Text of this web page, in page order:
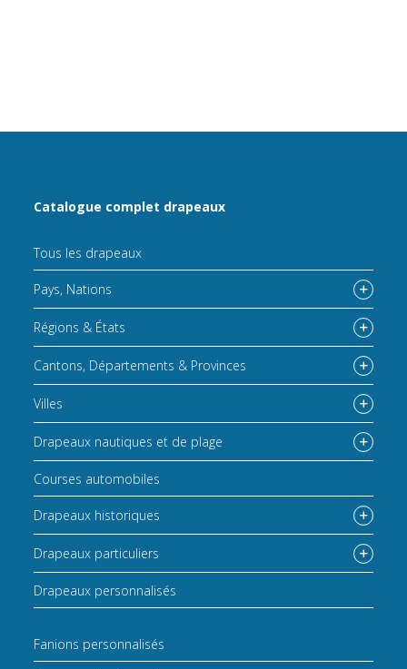
Catalogue complet drapeaux
Tous les drapeaux
Pays, Nations
Régions & États
Cantons, Départements & Provinces
Villes
Drapeaux nautiques et de plage
Courses automobiles
Drapeaux historiques
Drapeaux particuliers
Drapeaux personnalisés
Fanions personnalisés